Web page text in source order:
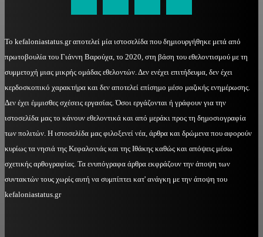
Το kefaloniastatus.gr αποτελεί μία ιστοσελίδα που δημιουργήθηκε μετά από
πρωτοβουλία του Γιάννη Βαρούχα, το 2020, στη βάση του εθελοντισμού με τη
συμμετοχή μιας μικρής ομάδας εθελοντών. Δεν ενέχει επιτήδευμα, δεν έχει
κερδοσκοπικό χαρακτήρα και δεν αποτελεί επίσημο μέσο μαζικής ενημέρωσης.
Δεν έχει έμμισθες σχέσεις εργασίας. Όσοι εργάζονται ή γράφουν για την
ιστοσελίδα μας το κάνουν εθελοντικά και από μεράκι προς τη δημοσιογραφία
των πολιτών. Η ιστοσελίδα μας φιλοξενεί νέα, άρθρα και δρώμενα που αφορούν
κυρίως τα νησιά της Κεφαλονιάς και της Ιθάκης καθώς και απόψεις μέσω
σχετικής αρθογραφίας. Τα ενυπόγραφα άρθρα εκφράζουν την άποψη των
συντακτών τους χωρίς αυτή να συμπίπτει κατ' ανάγκη με την άποψη του
kefaloniastatus.gr